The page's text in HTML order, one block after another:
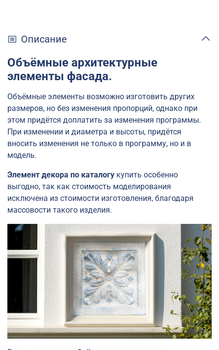
Описание
Объёмные архитектурные
элементы фасада.
Объёмные элементы возможно изготовить других
размеров, но без изменения пропорций, однако при
этом придётся доплатить за изменения программы.
При изменении и диаметра и высоты, придётся
вносить изменения не только в программу, но и в
модель.
Элемент декора по каталогу купить особенно
выгодно, так как стоимость моделирования
исключена из стоимости изготовления, благодаря
массовости такого изделия.